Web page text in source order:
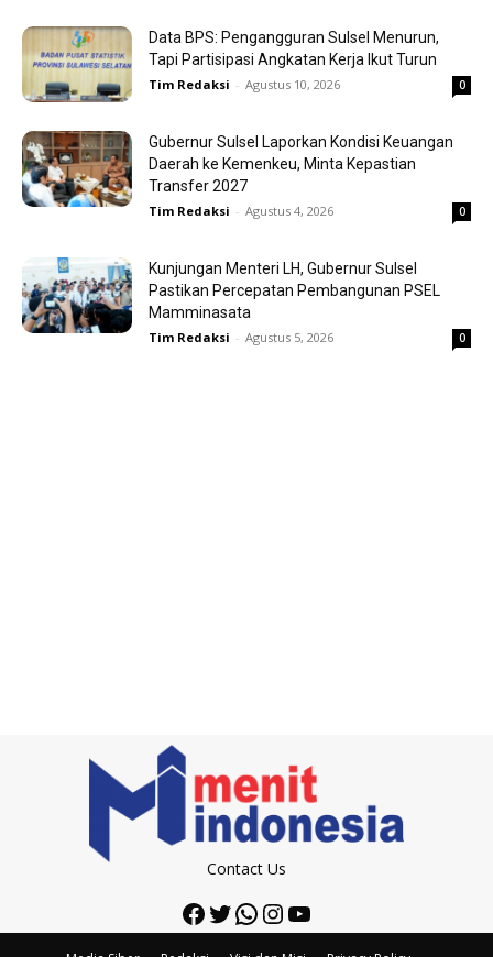
Data BPS: Pengangguran Sulsel Menurun,
Tapi Partisipasi Angkatan Kerja Ikut Turun
Tim Redaksi - Agustus 10, 2026 0
Gubernur Sulsel Laporkan Kondisi Keuangan
Daerah ke Kemenkeu, Minta Kepastian
Transfer 2027
Tim Redaksi - Agustus 4, 2026 0
Kunjungan Menteri LH, Gubernur Sulsel
Pastikan Percepatan Pembangunan PSEL
Mamminasata
Tim Redaksi - Agustus 5, 2026 0
Contact Us
Facebook
Twitter
WhatsApp
Instagram
YouTube